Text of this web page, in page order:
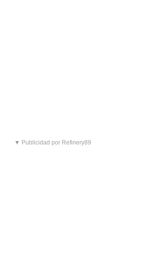
▼ Publicidad por Refinery89